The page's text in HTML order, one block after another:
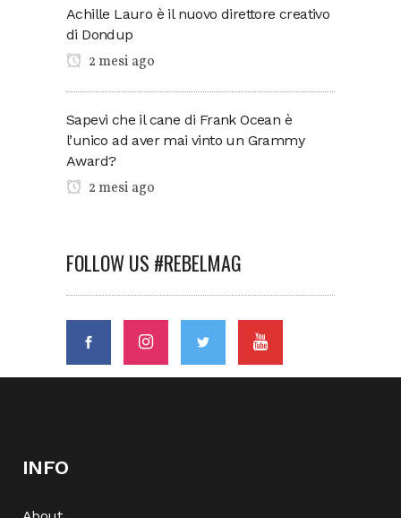
Achille Lauro è il nuovo direttore creativo
di Dondup
2 mesi ago
Sapevi che il cane di Frank Ocean è
l’unico ad aver mai vinto un Grammy
Award?
2 mesi ago
FOLLOW US #REBELMAG
INFO